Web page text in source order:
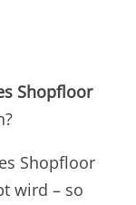
Shopfloor
Shopfloor
wird – so